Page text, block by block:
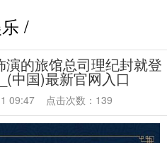
/
的旅馆总司理纪封就登
中国)最新官网入口
09:47 点击次数：139